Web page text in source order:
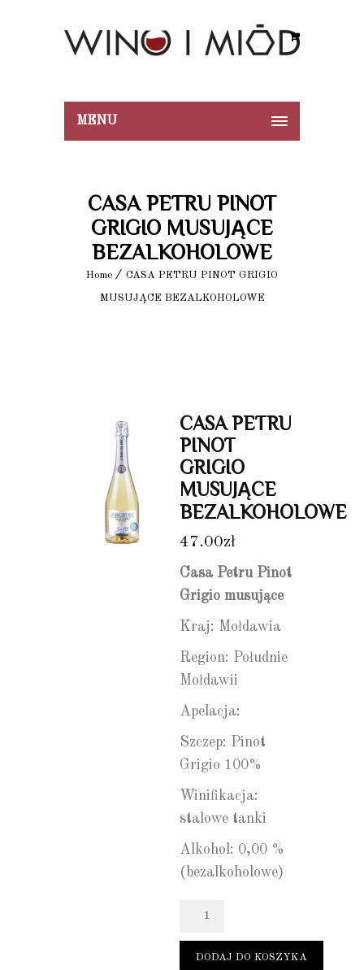
MENU
CASA PETRU PINOT
GRIGIO MUSUJĄCE
BEZALKOHOLOWE
Home CASA PETRU PINOT GRIGIO
MUSUJĄCE BEZALKOHOLOWE
CASA PETRU
PINOT
GRIGIO
MUSUJĄCE
BEZALKOHOLOWE
47.00zł
Casa Petru Pinot
Grigio musujące
Kraj: Mołdawia
Region: Południe
Mołdawii
Apelacja:
Szczep: Pinot
Grigio 100%
Winifikacja:
stalowe tanki
Alkohol: 0,00 %
(bezalkoholowe)
Ilość
DODAJ DO KOSZYKA